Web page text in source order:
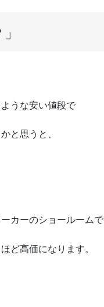
うな安い値段で
と思うと、
カーのショールームで
ど高価になります。